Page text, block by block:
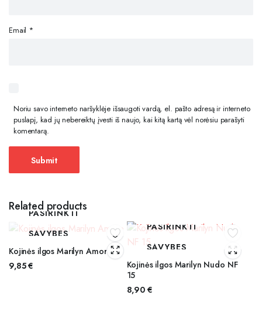
Email *
Noriu savo interneto naršyklėje išsaugoti vardą, el. pašto adresą ir interneto
puslapį, kad jų nebereiktų įvesti iš naujo, kai kitą kartą vėl norėsiu parašyti
komentarą.
Related products
PASIRINKTI
SAVYBES
Kojinės ilgos Marilyn Amore
9,85€
PASIRINKTI
SAVYBES
Kojinės ilgos Marilyn Nudo NF
15
8,90 €